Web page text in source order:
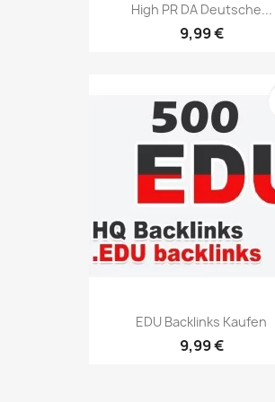
High PR DA Deutsche...
9,99 €
EDU Backlinks Kaufen
9,99 €